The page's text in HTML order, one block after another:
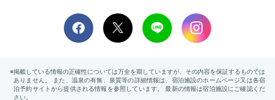
ナイトラウンジで
食後の一杯